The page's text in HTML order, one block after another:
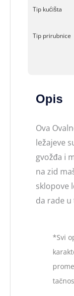
Tip kućišta
Tip prirubnice
Opis
Ova
ležajeve
gvožđa i
na zid
sklopove
da rade
*Svi